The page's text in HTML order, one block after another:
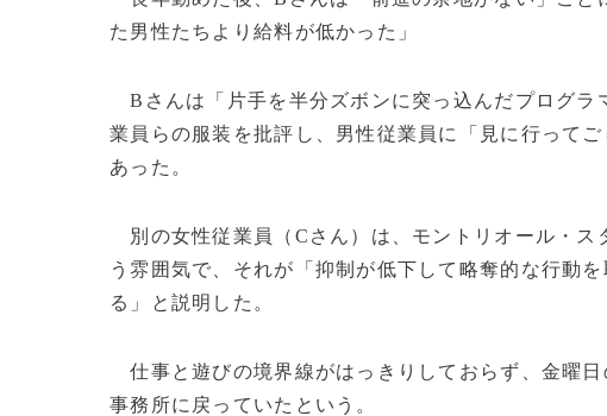
た男性たちより給料が低かった」
Bさんは「片手を半分ズボンに突っ込んだプログラ
業員らの服装を批評し、男性従業員に「見に行って
あった。
別の女性従業員（Cさん）は、モントリオール・ス
う雰囲気で、それが「抑制が低下して略奪的な行動
る」と説明した。
仕事と遊びの境界線がはっきりしておらず、金曜
事務所に戻っていたという。